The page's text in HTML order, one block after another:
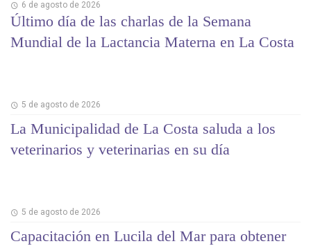
6 de agosto de 2026
Último día de las charlas de la Semana
Mundial de la Lactancia Materna en La Costa
5 de agosto de 2026
La Municipalidad de La Costa saluda a los
veterinarios y veterinarias en su día
5 de agosto de 2026
Capacitación en Lucila del Mar para obtener